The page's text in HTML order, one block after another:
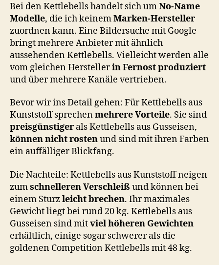
Bei den Kettlebells handelt sich umNo-Name
Modelle, die ich keinemMarken-Hersteller
zuordnen kann. Eine Bildersuche mit Google
bringt mehrere Anbieter mit ähnlich
aussehenden Kettlebells. Vielleicht werden alle
vom gleichen Herstellerin Fernost produziert
und über mehrere Kanäle vertrieben.
Bevor wir ins Detail gehen: Für Kettlebells aus
Kunststoff sprechenmehrere Vorteile. Sie sind
preisgünstiger als Kettlebells aus Gusseisen,
können nicht rostenund sind mit ihren Farben
ein auffälliger Blickfang.
Die Nachteile: Kettlebells aus Kunststoff neigen
zumschnelleren Verschleiß und können bei
einem Sturzleicht brechen. Ihr maximales
Gewicht liegt bei rund 20 kg. Kettlebells aus
Gusseisen sind mitviel höheren Gewichten
erhältlich, einige sogar schwerer als die
goldenen Competition Kettlebells mit 48 kg.